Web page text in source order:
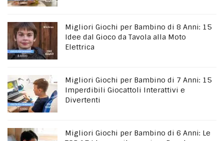
Migliori Giochi per Bambino di 8 Anni: 15
Idee dal Gioco da Tavola alla Moto
Elettrica
Migliori Giochi per Bambino di 7 Anni: 15
Imperdibili Giocattoli Interattivi e
Divertenti
Migliori Giochi per Bambino di 6 Anni: Le